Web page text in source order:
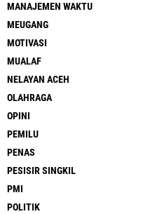
MANAJEMEN WAKTU
MEUGANG
MOTIVASI
MUALAF
NELAYAN ACEH
OLAHRAGA
OPINI
PEMILU
PENAS
PESISIR SINGKIL
PMI
POLITIK